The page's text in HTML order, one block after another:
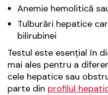
Anemie hemolitică
Tulburări hepatice
bilirubinei
Testul este esențial în
mai ales pentru a
cele hepatice sau
parte din profilul